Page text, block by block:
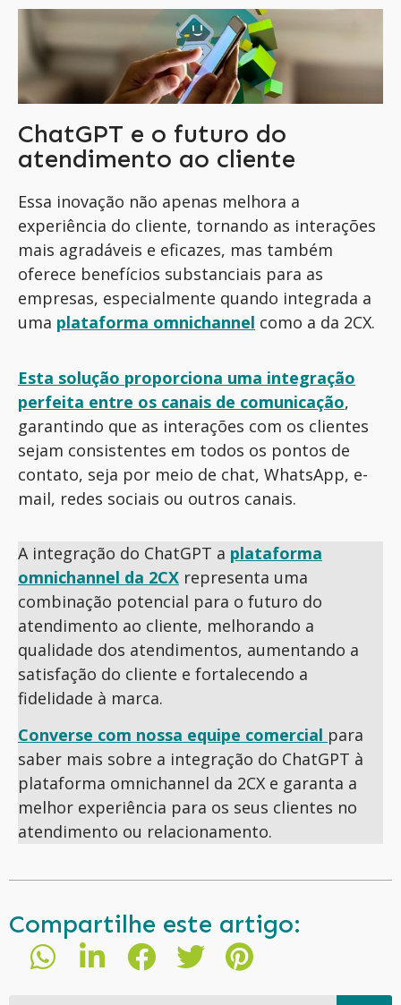
ChatGPT e o futuro do
atendimento ao cliente
Essa inovação não apenas melhora a
experiência do cliente, tornando as interações
mais agradáveis e eficazes, mas também
oferece benefícios substanciais para as
empresas, especialmente quando integrada a
uma plataforma omnichannel como a da 2CX.
Esta solução proporciona uma integração
perfeita entre os canais de comunicação,
garantindo que as interações com os clientes
sejam consistentes em todos os pontos de
contato, seja por meio de chat, WhatsApp, e-
mail, redes sociais ou outros canais.
A integração do ChatGPT a plataforma
omnichannel da 2CX representa uma
combinação potencial para o futuro do
atendimento ao cliente, melhorando a
qualidade dos atendimentos, aumentando a
satisfação do cliente e fortalecendo a
fidelidade à marca.
Converse com nossa equipe comercial para
saber mais sobre a integração do ChatGPT à
plataforma omnichannel da 2CX e garanta a
melhor experiência para os seus clientes no
atendimento ou relacionamento.
Compartilhe este artigo: